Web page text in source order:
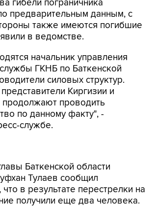
гибели пограничника
предварительным данным, с
также имеются погибшие
в ведомстве.
начальник управления
ГКНБ по Баткенской
силовых структур.
Киргизии и
продолжают проводить
по данному факту", -
службе.
в результате перестрелки на
получили еще два человека.
двое раненных. Более